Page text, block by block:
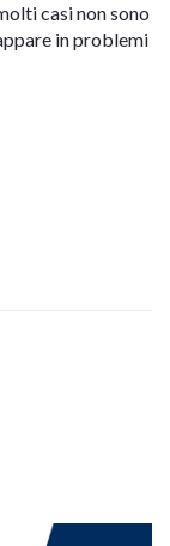
casi non sono
in problemi